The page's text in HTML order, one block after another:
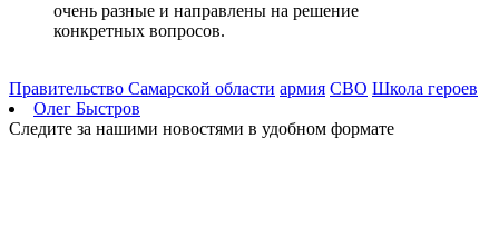
08.08.2026 | 16:30
Вячеслав Федорищев вручил награды спортсменам, тренерам
и ветеранам
Где в Самаре отключат холодную воду с 10 по 12 августа:
список адресов
08.08.2026 | 15:44
очень разные и направлены на решение
конкретных вопросов.
Правительство Самарской области армия СВО Школа героев
Олег Быстров
Следите за нашими новостями в удобном формате